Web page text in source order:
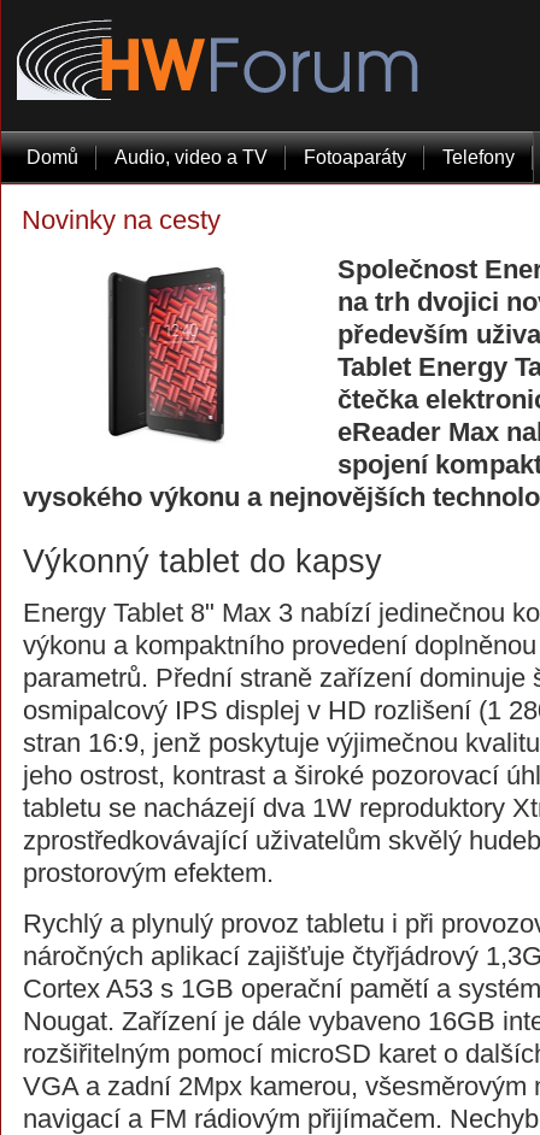
Domů Audio, video a TV Fotoaparáty Telefony
Novinky na cesty
Společnost
na trh dvojici
především
Tablet Energy
čtečka
eReader Max
spojení
vysokého výkonu a nejnovějších
Výkonný tablet do kapsy
Energy Tablet 8" Max 3 nabízí jedinečnou
výkonu a kompaktního provedení
parametrů. Přední straně zařízení dominuje
osmipalcový IPS displej v HD rozlišení (1
stran 16:9, jenž poskytuje výjimečnou
jeho ostrost, kontrast a široké pozorovací
tabletu se nacházejí dva 1W reproduktory
zprostředkovávající uživatelům skvělý
prostorovým efektem.
Rychlý a plynulý provoz tabletu i při
náročných aplikací zajišťuje čtyřjádrový
Cortex A53 s 1GB operační pamětí a
Nougat. Zařízení je dále vybaveno 16GB
rozšiřitelným pomocí microSD karet o
VGA a zadní 2Mpx kamerou, všesměrovým
navigací a FM rádiovým přijímačem.